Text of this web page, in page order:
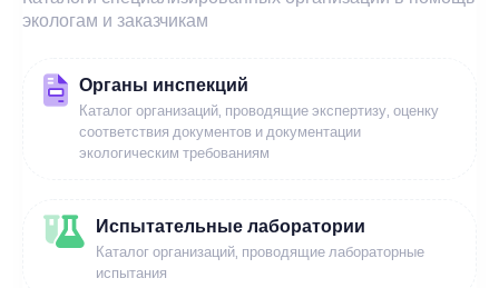
экологам и заказчикам
Органы инспекций
Каталог организаций, проводящие экспертизу, оценку
соответствия документов и документации
экологическим требованиям
Испытательные лаборатории
Каталог организаций, проводящие лабораторные
испытания